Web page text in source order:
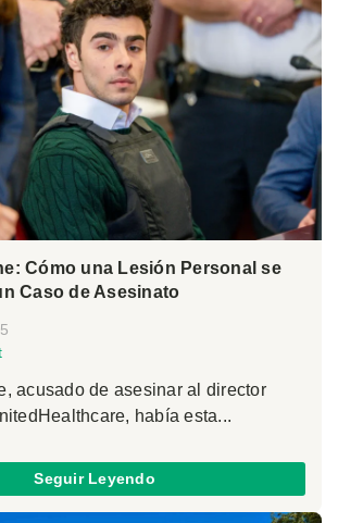
Cómo una Lesión Personal se
Caso de Asesinato
acusado de asesinar al director
había esta...
Seguir Leyendo